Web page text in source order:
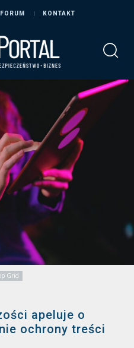
KONTAKT
Grid
apeluje o
ochrony treści